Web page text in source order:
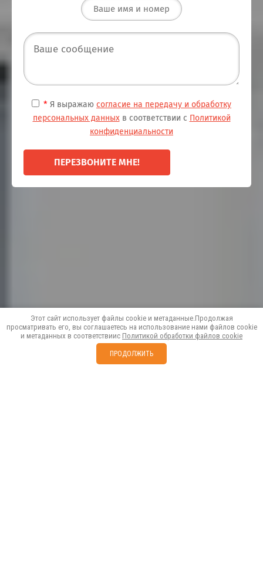
* Я выражаю согласие на передачу и обработку
персональных данныхв соответствии с Политикой
конфиденциальности
ПЕРЕЗВОНИТЕ МНЕ!
Этот сайт использует файлы cookie и метаданные.Продолжая
просматривать его, вы соглашаетесь на использование нами файлов cookie
и метаданных в соответствиис Политикой обработки файлов cookie
ПРОДОЛЖИТЬ